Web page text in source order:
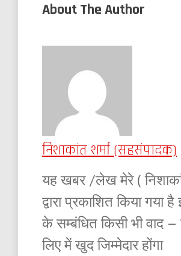
About The Author
निशाकांत शर्मा (सहसंपादक)
यह खबर /लेख मेरे (
द्वारा प्रकाशित किया गया
के सम्बंधित किसी भी वाद –
लिए में खुद जिम्मेदार होंगा